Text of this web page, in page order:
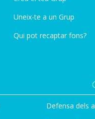
Uneix-te a un Grup
Qui pot recaptar fons?
Defensa dels